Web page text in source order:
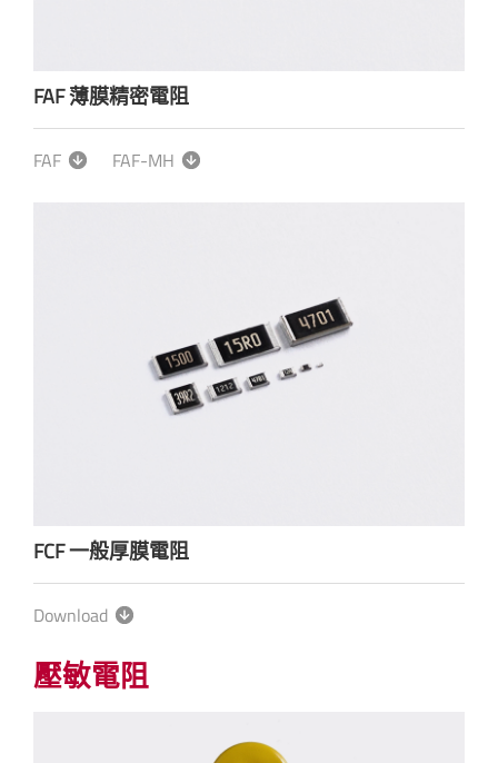
FAF 薄膜精密電阻
FAF FAF-MH
FCF 一般厚膜電阻
Download
壓敏電阻